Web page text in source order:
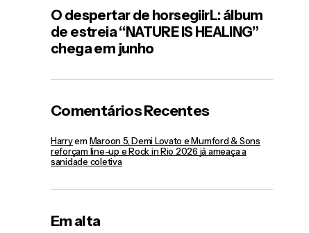
O despertar de horsegiirL: álbum
de estreia “NATURE IS HEALING”
chega em junho
Comentários Recentes
HarryemMaroon 5, Demi Lovato e Mumford & Sons
reforçam line-up e Rock in Rio 2026 já ameaça a
sanidade coletiva
Em alta